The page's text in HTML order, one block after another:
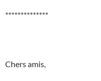
**************
Chers amis,